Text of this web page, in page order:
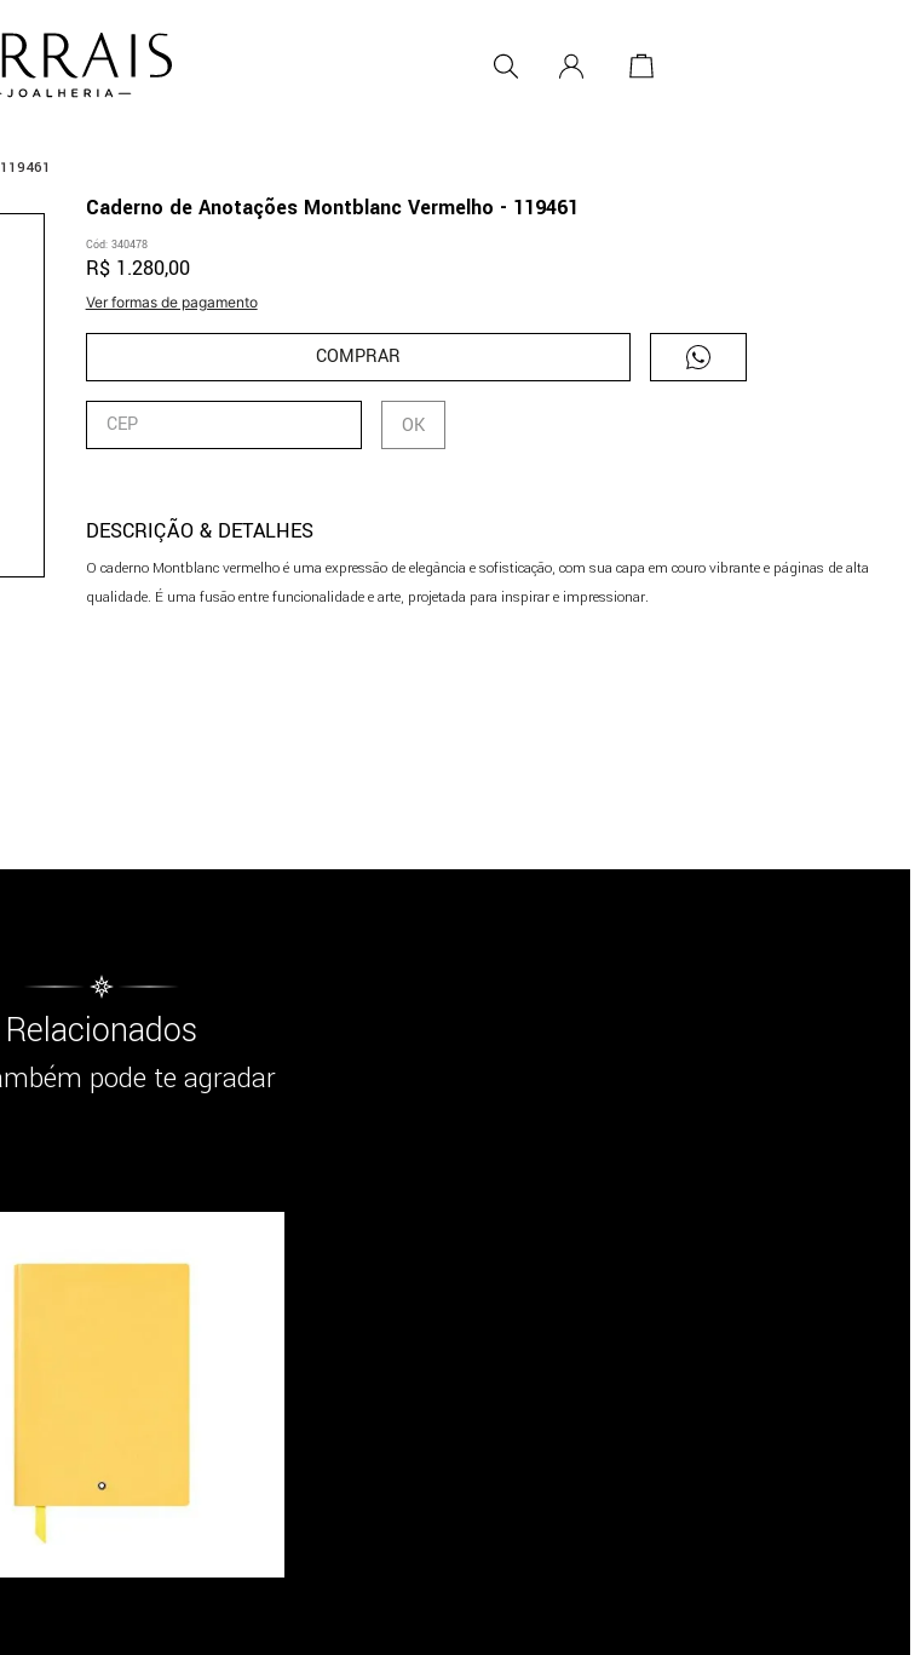
Caderno de Anotações Montblanc Vermelho - 119461
Cód: 340478
R$ 1.280,00
Ver formas de pagamento
COMPRAR
DESCRIÇÃO & DETALHES
O caderno Montblanc vermelho é uma expressão de elegância e sofisticação, com sua capa em couro vibrante e páginas de alta
qualidade. É uma fusão entre funcionalidade e arte, projetada para inspirar e impressionar.
Relacionados
pode te agradar